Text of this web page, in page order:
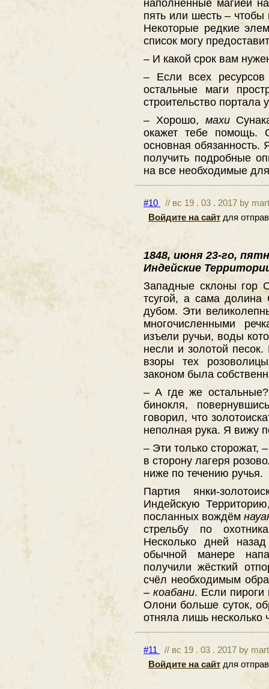
наполненные магией
пять или шесть – чтобы
Некоторые редкие
список могу
– И какой срок вам
– Если всех
остальные маги
строительство портала
– Хорошо, махи
окажет тебе помощь.
основная
получить подробные
на все необходимые
#10
// вс 19 . 03 . 2017 by
Войдите на сайт для
1848, июня 23-го,
Индейские
Западные склоны гор
тсугой, а сама долина
дубом. Эти
многочисленными
изъели ручьи, воды
несли и золотой
взоры тех
законом была
– А где же
бинокля,
говорил, что
неполная рука. Я вижу
– Эти только сторожат,
в сторону лагеря
ниже по течению ручья.
Партия янки-
Индейскую
посланных вождём
стрельбу по
Несколько дней
обычной манере
получили жёсткий
счёл необходимым
– коабани. Если пироги
Олони больше суток,
отняла лишь несколько
#11
// вс 19 . 03 . 2017 by
Войдите на сайт для